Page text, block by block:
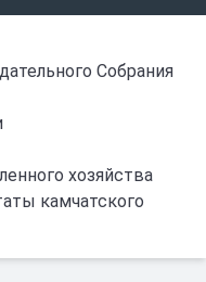
Собрания
хозяйства
камчатского